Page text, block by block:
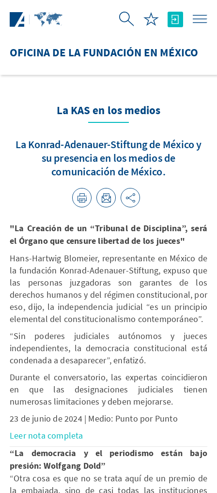
OFICINA DE LA FUNDACIÓN EN MÉXICO
La KAS en los medios
La Konrad-Adenauer-Stiftung de México y
su presencia en los medios de
comunicación de México.
"La Creación de un “Tribunal de Disciplina”, será
el Órgano que censure libertad de los jueces"
Hans-Hartwig Blomeier, representante en México de
la fundación Konrad-Adenauer-Stiftung, expuso que
las personas juzgadoras son garantes de los
derechos humanos y del régimen constitucional, por
eso, dijo, la independencia judicial “es un principio
elemental del constitucionalismo contemporáneo”.
“Sin poderes judiciales autónomos y jueces
independientes, la democracia constitucional está
condenada a desaparecer”, enfatizó.
Durante el conversatorio, las expertas coincidieron
en que las designaciones judiciales tienen
numerosas limitaciones y deben mejorarse.
23 de junio de 2024 | Medio: Punto por Punto
Leer nota completa
“La democracia y el periodismo están bajo
presión: Wolfgang Dold”
“Otra cosa es que no se trata aquí de un premio de
la embajada, sino de casi todas las instituciones